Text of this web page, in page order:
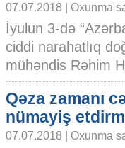
07.07.2018 | Oxunma
İyulun 3-də
ciddi narahatlıq
mühəndis Rəhim
Qəza zamanı
nümayiş
07.07.2018 | Oxunma